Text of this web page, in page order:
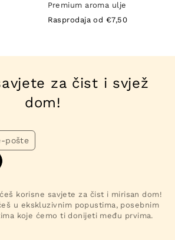
Premium aroma ulje
Rasprodaja od €7,50
za čist i svjež
dom!
korisne savjete za čist i mirisan dom!
u ekskluzivnim popustima, posebnim
koje ćemo ti donijeti među prvima.